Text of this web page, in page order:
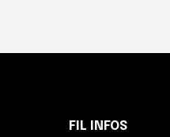
FIL INFOS